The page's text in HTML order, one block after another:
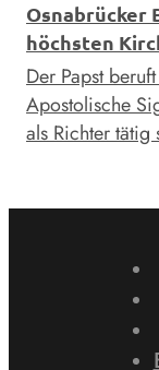
Osnabrücker
höchsten
Der Papst
Apostolische
als Richter